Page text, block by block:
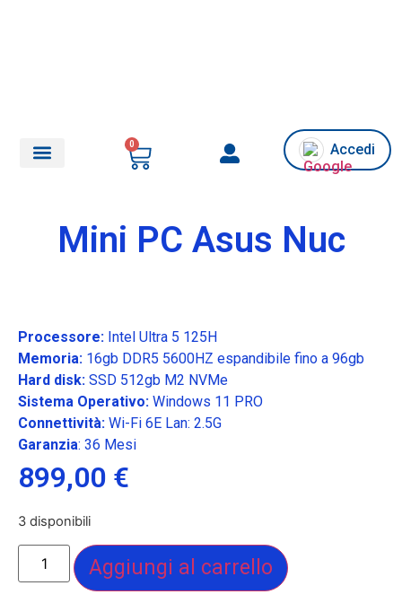
0 Accedi
Mini PC Asus Nuc
Processore: Intel Ultra 5 125H
Memoria: 16gb DDR5 5600HZ espandibile fino a 96gb
Hard disk: SSD 512gb M2 NVMe
Sistema Operativo: Windows 11 PRO
Connettività: Wi-Fi 6E Lan: 2.5G
Garanzia: 36 Mesi
899,00 €
3 disponibili
Aggiungi al carrello